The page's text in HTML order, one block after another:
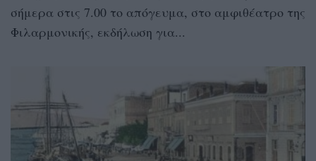
σήμερα στις 7.00 το απόγευμα, στο αμφιθέατρο της
Φιλαρμονικής, εκδήλωση για...